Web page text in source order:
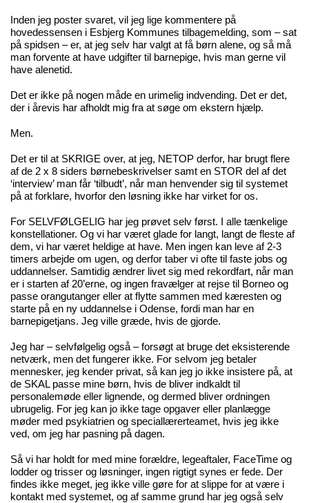
Inden jeg poster svaret, vil jeg lige kommentere på
hovedessensen i Esbjerg Kommunes tilbagemelding, som – sat
på spidsen – er, at jeg selv har valgt at få børn alene, og så må
man forvente at have udgifter til barnepige, hvis man gerne vil
have alenetid.
Det er ikke på nogen måde en urimelig indvending. Det er det,
der i årevis har afholdt mig fra at søge om ekstern hjælp.
Men.
Det er til at SKRIGE over, at jeg, NETOP derfor, har brugt flere
af de 2 x 8 siders børnebeskrivelser samt en STOR del af det
‘interview’ man får ‘tilbudt’, når man henvender sig til systemet
på at forklare, hvorfor den løsning ikke har virket for os.
For SELVFØLGELIG har jeg prøvet selv først. I alle tænkelige
konstellationer. Og vi har været glade for langt, langt de fleste af
dem, vi har været heldige at have. Men ingen kan leve af 2-3
timers arbejde om ugen, og derfor taber vi ofte til faste jobs og
uddannelser. Samtidig ændrer livet sig med rekordfart, når man
er i starten af 20’erne, og ingen fravælger at rejse til Borneo og
passe orangutanger eller at flytte sammen med kæresten og
starte på en ny uddannelse i Odense, fordi man har en
barnepigetjans. Jeg ville græde, hvis de gjorde.
Jeg har – selvfølgelig også – forsøgt at bruge det eksisterende
netværk, men det fungerer ikke. For selvom jeg betaler
mennesker, jeg kender privat, så kan jeg jo ikke insistere på, at
de SKAL passe mine børn, hvis de bliver indkaldt til
personalemøde eller lignende, og dermed bliver ordningen
ubrugelig. For jeg kan jo ikke tage opgaver eller planlægge
møder med psykiatrien og speciallærerteamet, hvis jeg ikke
ved, om jeg har pasning på dagen.
Så vi har holdt for med mine forældre, legeaftaler, FaceTime og
lodder og trisser og løsninger, ingen rigtigt synes er fede. Der
findes ikke meget, jeg ikke ville gøre for at slippe for at være i
kontakt med systemet, og af samme grund har jeg også selv